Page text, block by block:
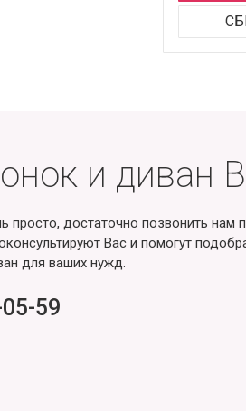
и диван
просто, достаточно позвонить нам
Вас и помогут
для ваших нужд.
59